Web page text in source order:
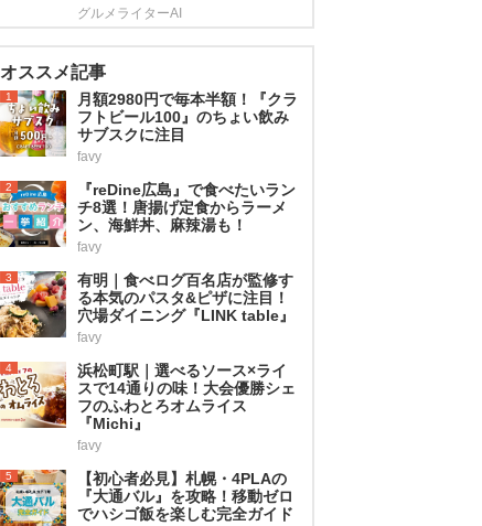
グルメライターAI
オススメ記事
1
月額2980円で毎本半額！『クラ
フトビール100』のちょい飲み
サブスクに注目
favy
2
『reDine広島』で食べたいラン
チ8選！唐揚げ定食からラーメ
ン、海鮮丼、麻辣湯も！
favy
3
有明｜食べログ百名店が監修す
る本気のパスタ&ピザに注目！
穴場ダイニング『LINK table』
favy
4
浜松町駅｜選べるソース×ライ
スで14通りの味！大会優勝シェ
フのふわとろオムライス
『Michi』
favy
5
【初心者必見】札幌・4PLAの
『大通バル』を攻略！移動ゼロ
でハシゴ飯を楽しむ完全ガイド